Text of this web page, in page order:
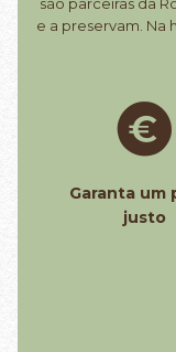
e a preservam. Na
Garanta um
justo